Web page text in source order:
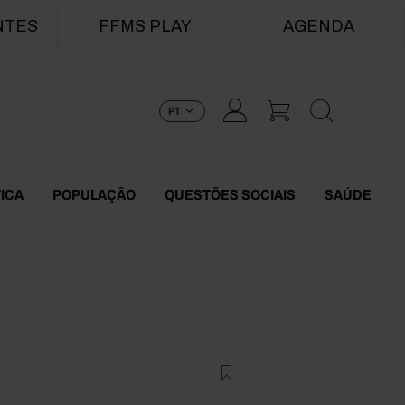
FFMS PLAY AGENDA
PT
POPULAÇÃO QUESTÕES SOCIAIS SAÚDE